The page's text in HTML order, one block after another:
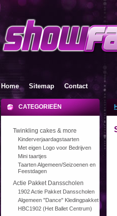
Home Sitemap Contact
CATEGORIEËN
Twinkling cakes & more
Kinderverjaardagstaarten
Met eigen Logo voor Bedrijven
Mini taartjes
Taarten Algemeen/Seizoenen en
Feestdagen
Actie Pakket Dansscholen
1902 Actie Pakket Dansscholen
Algemeen "Dance" Kledingpakket
HBC1902 (Het Ballet Centrum)